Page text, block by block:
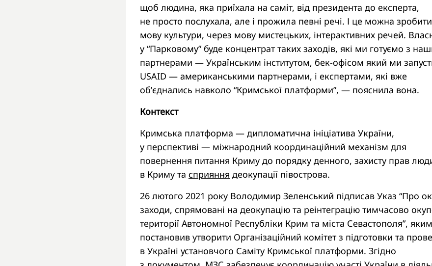
щоб людина, яка приїхала на саміт, від президента до експерта,
не просто послухала, але і прожила певні речі. І це можна
мову культури, через мову мистецьких, інтерактивних речей.
у “Парковому” буде концентрат таких заходів, які ми готуємо з
партнерами — Українським інститутом, бек-офісом який ми
USAID — американськими партнерами, і експертами, які вже
об’єднались навколо “Кримської платформи”, — пояснила вона.
Контекст
Кримська платформа — дипломатична ініціатива України,
у перспективі — міжнародний координаційний механізм для
повернення питання Криму до порядку денного, захисту прав
в Криму та сприяння деокупації півострова.
26 лютого 2021 року Володимир Зеленський підписав Указ “Про
заходи, спрямовані на деокупацію та реінтеграцію тимчасово
території Автономної Республіки Крим та міста Севастополя”, яким
постановив утворити Організаційний комітет з підготовки та
в Україні установчого Саміту Кримської платформи. Згідно